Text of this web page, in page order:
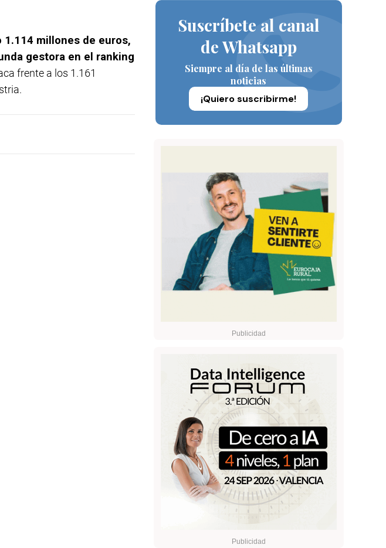
Suscríbete al canal
de Whatsapp
Siempre al día de las últimas
noticias
¡Quiero suscribirme!
1.114 millones de euros,
gestora en el ranking
frente a los 1.161